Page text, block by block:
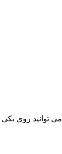
آهنگ جدیده سیروس امامی به نام « نیشتمانم » هم اکنون به